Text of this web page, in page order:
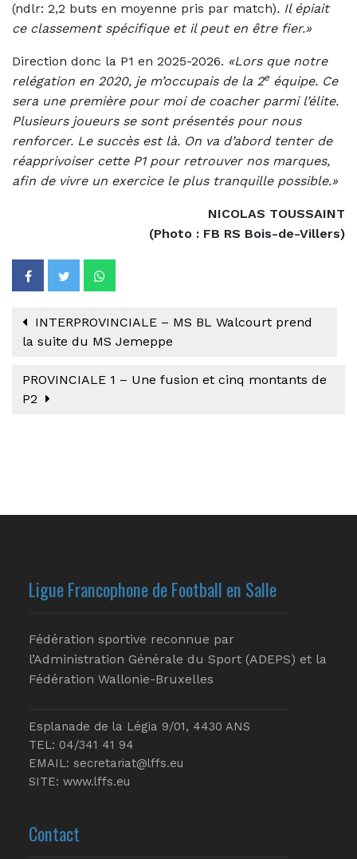
(ndlr: 2,2 buts en moyenne pris par match). Il épiait
ce classement spécifique et il peut en être fier.»
Direction donc la P1 en 2025-2026. «Lors que notre
relégation en 2020, je m’occupais de la 2eéquipe. Ce
sera une première pour moi de coacher parmi l’élite.
Plusieurs joueurs se sont présentés pour nous
renforcer. Le succès est là. On va d’abord tenter de
réapprivoiser cette P1 pour retrouver nos marques,
afin de vivre un exercice le plus tranquille possible.»
NICOLAS TOUSSAINT
(Photo : FB RS Bois-de-Villers)
INTERPROVINCIALE – MS BL Walcourt prend
la suite du MS Jemeppe
PROVINCIALE 1 – Une fusion et cinq montants de
P2
Ligue Francophone de Football en Salle
Fédération sportive reconnue par
l’Administration Générale du Sport (ADEPS) et la
Fédération Wallonie-Bruxelles
Esplanade de la Légia 9/01, 4430 ANS
TEL: 04/341 41 94
EMAIL: secretariat@lffs.eu
SITE: www.lffs.eu
Contact